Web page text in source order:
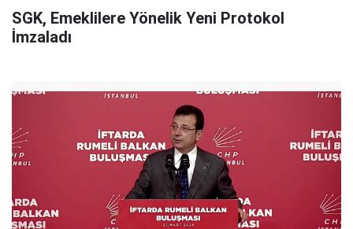
SGK, Emeklilere Yönelik Yeni Protokol
İmzaladı